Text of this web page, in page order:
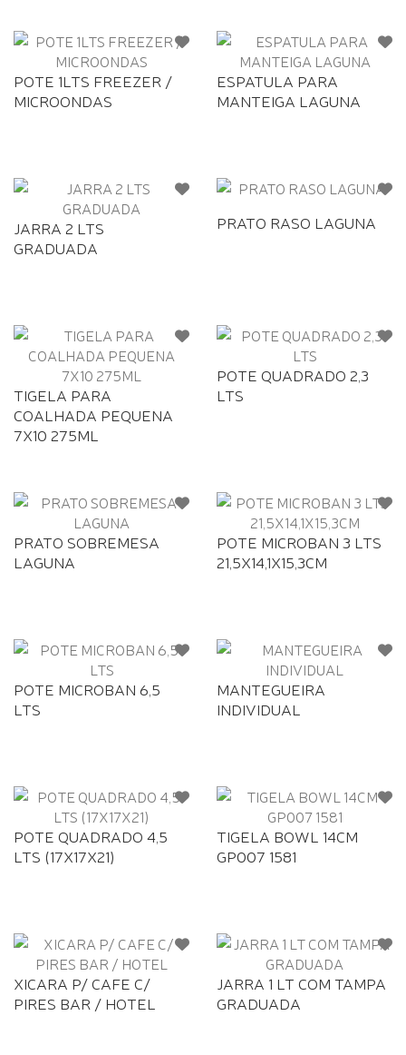
POTE 1LTS FREEZER /
MICROONDAS
ESPATULA PARA
MANTEIGA LAGUNA
JARRA 2 LTS
GRADUADA
PRATO RASO LAGUNA
TIGELA PARA
COALHADA PEQUENA
7X10 275ML
POTE QUADRADO 2,3
LTS
PRATO SOBREMESA
LAGUNA
POTE MICROBAN 3 LTS
21,5X14,1X15,3CM
POTE MICROBAN 6,5
LTS
MANTEGUEIRA
INDIVIDUAL
POTE QUADRADO 4,5
LTS (17X17X21)
TIGELA BOWL 14CM
GP007 1581
XICARA P/ CAFE C/
PIRES BAR / HOTEL
JARRA 1 LT COM TAMPA
GRADUADA